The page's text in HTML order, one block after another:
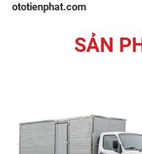
ototienphat.com
SẢN